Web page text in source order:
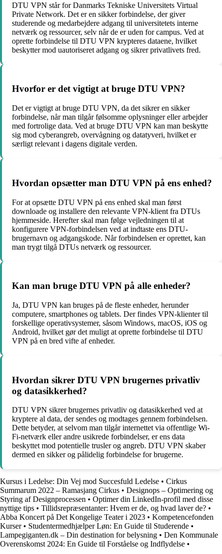
DTU VPN står for Danmarks Tekniske Universitets Virtual
Private Network. Det er en sikker forbindelse, der giver
studerende og medarbejdere adgang til universitetets interne
netværk og ressourcer, selv når de er uden for campus. Ved at
oprette forbindelse til DTU VPN krypteres dataene, hvilket
beskytter mod uautoriseret adgang og sikrer privatlivets fred.
Hvorfor er det vigtigt at bruge DTU VPN?
Det er vigtigt at bruge DTU VPN, da det sikrer en sikker
forbindelse, når man tilgår følsomme oplysninger eller arbejder
med fortrolige data. Ved at bruge DTU VPN kan man beskytte
sig mod cyberangreb, overvågning og datatyveri, hvilket er
særligt relevant i dagens digitale verden.
Hvordan opsætter man DTU VPN på ens enhed?
For at opsætte DTU VPN på ens enhed skal man først
downloade og installere den relevante VPN-klient fra DTUs
hjemmeside. Herefter skal man følge vejledningen til at
konfigurere VPN-forbindelsen ved at indtaste ens DTU-
brugernavn og adgangskode. Når forbindelsen er oprettet, kan
man trygt tilgå DTUs netværk og ressourcer.
Kan man bruge DTU VPN på alle enheder?
Ja, DTU VPN kan bruges på de fleste enheder, herunder
computere, smartphones og tablets. Der findes VPN-klienter til
forskellige operativsystemer, såsom Windows, macOS, iOS og
Android, hvilket gør det muligt at oprette forbindelse til DTU
VPN på en bred vifte af enheder.
Hvordan sikrer DTU VPN brugernes privatliv
og datasikkerhed?
DTU VPN sikrer brugernes privatliv og datasikkerhed ved at
kryptere al data, der sendes og modtages gennem forbindelsen.
Dette betyder, at selvom man tilgår internettet via offentlige Wi-
Fi-netværk eller andre usikrede forbindelser, er ens data
beskyttet mod potentielle trusler og angreb. DTU VPN skaber
dermed en sikker og pålidelig forbindelse for brugerne.
Kursus i Ledelse: Din Vej mod Succesfuld Ledelse • Cirkus
Summarum 2022 – Ramasjang Cirkus • Designops – Optimering og
Styring af Designprocessen • Optimer din LinkedIn-profil med disse
nyttige tips • Tillidsrepræsentanter: Hvem er de, og hvad laver de? •
Abba Koncert på Det Kongelige Teater i 2023 • Kompetencefonden
Kurser• Studentermedhjælper Løn: En Guide til Studerende •
Lampegiganten.dk – Din destination for belysning • Den Kommunale
Overenskomst 2024: En Guide til Forståelse og Indflydelse •